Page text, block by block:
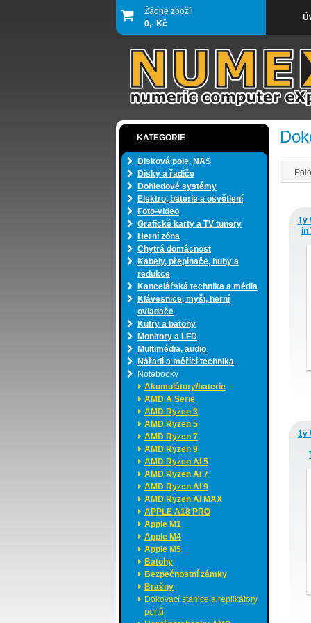
Žádné zboží
0,- Kč
KATEGORIE
Disková pole, NAS
Disky a řadiče
Dohledové systémy
Elektro, baterie a osvětlení
Foto-video
Grafické karty a TV tunery
Herní zóna
Chytrá domácnost
Kabely, přepínače, huby a
redukce
Kancelářská technika a média
Klávesnice, myši, herní
ovladače
Kufry a batohy
Monitory a LFD
Multimédia, audio
Nářadí a měřící technika
Notebooky
Akumulátory/baterie
AMD A Serie
AMD Ryzen 3
AMD Ryzen 5
AMD Ryzen 7
AMD Ryzen 9
AMD Ryzen AI 5
AMD Ryzen AI 7
AMD Ryzen AI 9
AMD Ryzen AI MAX
APPLE A18 PRO
Apple M1
Apple M4
Apple M5
Batohy
Bezpečnostní zámky
Brašny
Dokovací stanice a replikátory
portů
1y
in
1y